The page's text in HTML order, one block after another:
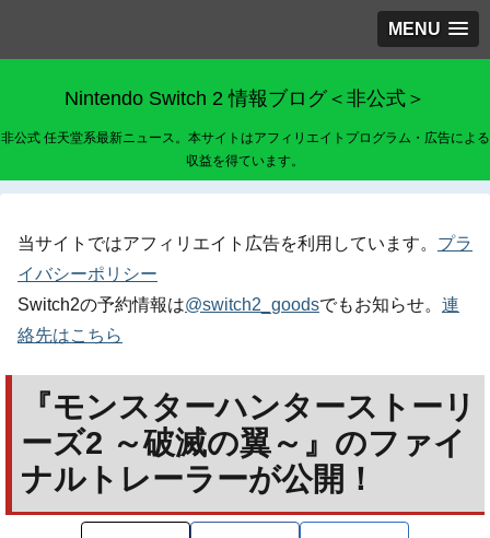
MENU
Nintendo Switch 2 情報ブログ＜非公式＞
非公式 任天堂系最新ニュース。本サイトはアフィリエイトプログラム・広告による
収益を得ています。
当サイトではアフィリエイト広告を利用しています。 プラ
イバシーポリシー
Switch2の予約情報は@switch2_goodsでもお知らせ。 連
絡先はこちら
『モンスターハンターストーリ
ーズ2 ～破滅の翼～』のファイ
ナルトレーラーが公開！